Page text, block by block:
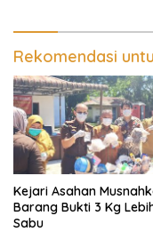
Rekomendasi
Kejari Asahan
Barang Bukti 3 Kg
Sabu